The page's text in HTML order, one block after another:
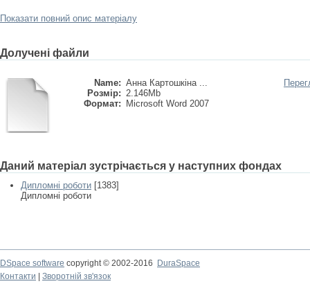
Показати повний опис матеріалу
Долучені файли
Name: Анна Картошкіна ...
Розмір: 2.146Mb
Формат:
Microsoft Word 2007
Даний матеріал зустрічається у наступних фондах
Дипломні роботи [1383]
Дипломні роботи
DSpace software copyright © 2002-2016
DuraSpace
Контакти
Зворотній зв'язок